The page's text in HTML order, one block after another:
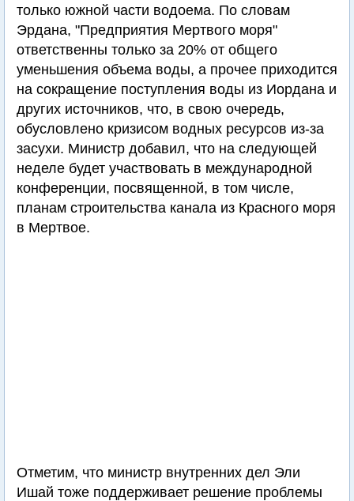
только южной части водоема. По словам
Эрдана, "Предприятия Мертвого моря"
ответственны только за 20% от общего
уменьшения объема воды, а прочее приходится
на сокращение поступления воды из Иордана и
других источников, что, в свою очередь,
обусловлено кризисом водных ресурсов из-за
засухи. Министр добавил, что на следующей
неделе будет участвовать в международной
конференции, посвященной, в том числе,
планам строительства канала из Красного моря
в Мертвое.
Отметим, что министр внутренних дел Эли
Ишай тоже поддерживает решение проблемы